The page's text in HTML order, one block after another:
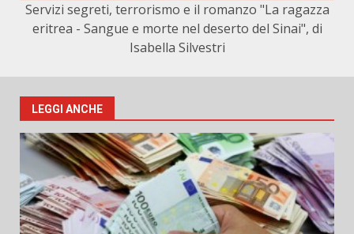
Servizi segreti, terrorismo e il romanzo "La ragazza
eritrea - Sangue e morte nel deserto del Sinai", di
Isabella Silvestri
LEGGI ANCHE